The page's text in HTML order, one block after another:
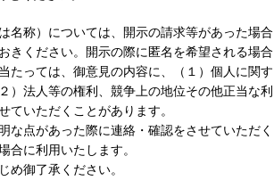
名称）については、開示の請求等があった場合
きください。開示の際に匿名を希望される場合
たっては、御意見の内容に、（１）個人に関す
）法人等の権利、競争上の地位その他正当な利
いただくことがあります。
点があった際に連絡・確認をさせていただく
合に利用いたします。
め御了承ください。